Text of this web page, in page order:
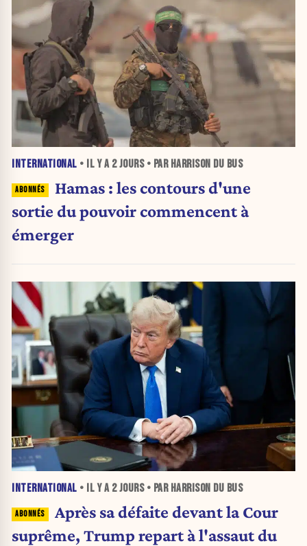
INTERNATIONAL • IL Y A 2 JOURS• PAR HARRISON DU BUS
Hamas : les contours d'une
sortie du pouvoir commencent à
émerger
INTERNATIONAL • IL Y A 2 JOURS• PAR HARRISON DU BUS
Après sa défaite devant la Cour
suprême, Trump repart à l'assaut du